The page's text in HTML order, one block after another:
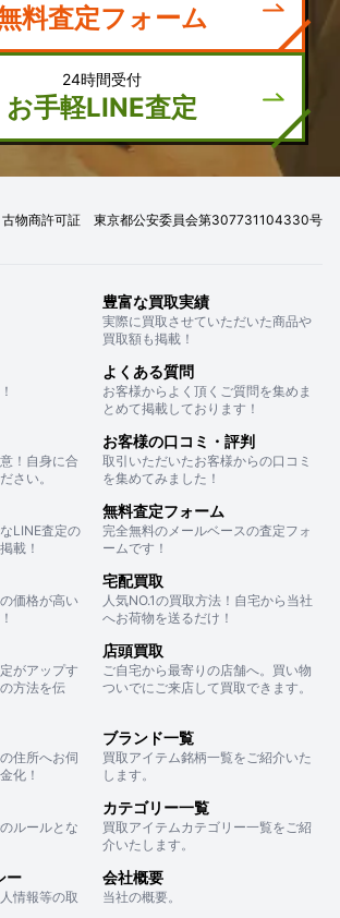
料査定フォーム
24時間受付
お手軽LINE査定
古物商許可証 東京都公安委員会第307731104330号
豊富な買取実績
実際に買取させていただいた商品や
買取額も掲載！
よくある質問
お客様からよく頂くご質問を集めま
とめて掲載しております！
！自身に合
さい。
お客様の口コミ・評判
取引いただいたお客様からの口コミ
を集めてみました！
LINE査定の
載！
無料査定フォーム
完全無料のメールベースの査定フォ
ームです！
価格が高い
宅配買取
人気NO.1の買取方法！自宅から当社
へお荷物を送るだけ！
がアップす
方法を伝
店頭買取
ご自宅から最寄りの店舗へ。買い物
ついでにご来店して買取できます。
住所へお伺
化！
ブランド一覧
買取アイテム銘柄一覧をご紹介いた
します。
ルールとな
カテゴリー一覧
買取アイテムカテゴリー一覧をご紹
介いたします。
ー
情報等の取
会社概要
当社の概要。